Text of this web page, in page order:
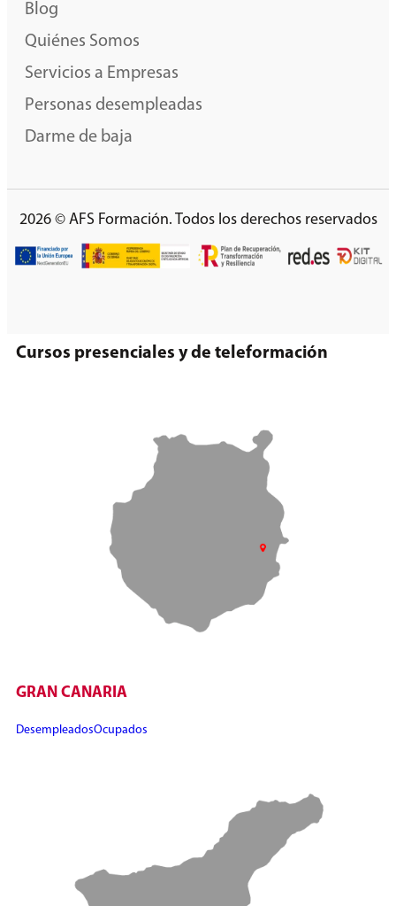
Blog
Quiénes Somos
Servicios a Empresas
Personas desempleadas
Darme de baja
2026 © AFS Formación. Todos los derechos reservados
Cursos presenciales y de teleformación
GRAN CANARIA
DesempleadosOcupados